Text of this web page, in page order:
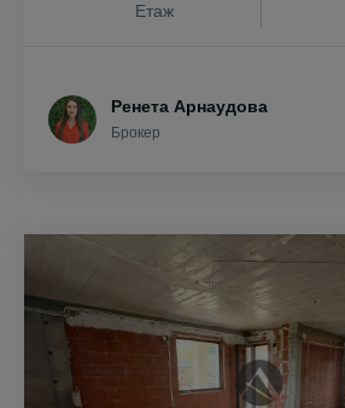
Етаж
Ренета Арнаудова
Брокер